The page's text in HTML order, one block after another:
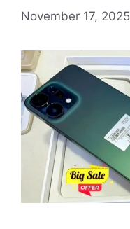
November 17, 2025